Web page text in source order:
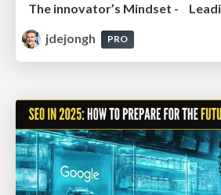
jdejongh
PRO